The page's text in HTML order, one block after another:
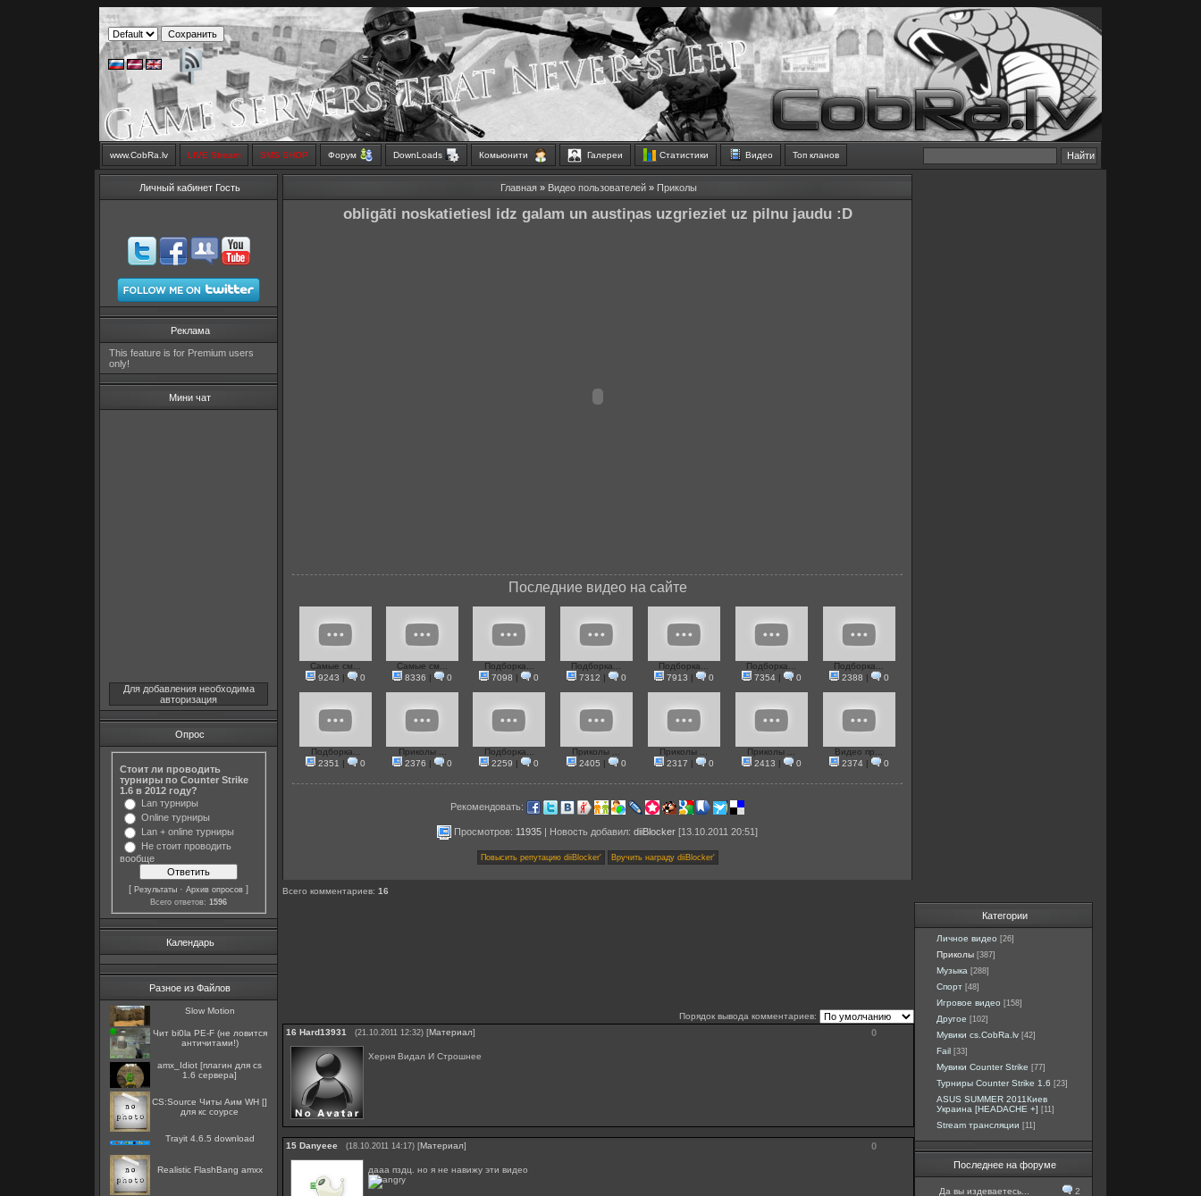
www.CobRa.lv LIVE Stream SMS SHOP Форум DownLoads Комьюнити Галереи Статистики Видео Топ кланов
Личный кабинет Гость
Реклама
This feature is for Premium users
only!
Мини чат
Для добавления необходима
авторизация
Опрос
Стоит ли проводить
турниры по Counter Strike
1.6 в 2012 году?
Lan турниры
Online турниры
Lan + online турниры
Не стоит проводить
вообще
[ Результаты · Архив опросов ]
Всего ответов: 1596
Календарь
Разное из Файлов
Slow Motion
Чит bi0la PE-F (не ловится
античитами!)
amx_Idiot [плагин для cs
1.6 сервера]
CS:Source Читы Аим WH []
для кс соурсе
Trayit 4.6.5 download
Realistic FlashBang amxx
Главная » Видео пользователей » Приколы
obligāti noskatietiesl idz galam un austiņas uzgrieziet uz pilnu jaudu :D
Последние видео на сайте
Самые см...
9243 | 0
Самые см...
8336 | 0
Подборка...
7098 | 0
Подборка...
7312 | 0
Подборка...
7913 | 0
Подборка...
7354| 0
Подборка...
2388 | 0
Подборка...
2351 | 0
Приколы ...
2376 | 0
Подборка...
2259 | 0
Приколы ...
2405 | 0
Приколы ...
2317 | 0
Приколы ...
2413 | 0
Видео пр...
2374| 0
Рекомендовать:
Просмотров: 11935 | Новость добавил: diiBlocker [13.10.2011 20:51]
Всего комментариев: 16
Порядок вывода комментариев:
0
16 Hard13931 (21.10.2011 12:32) [Материал]
Херня Видал И Строшнее
0
15 Danyeee (18.10.2011 14:17) [Материал]
дааа пздц. но я не навижу эти видео
Категории
Личное видео [26]
Приколы [387]
Музыка [288]
Спорт [48]
Игровое видео [158]
Другое [102]
Мувики cs.CobRa.lv [42]
Fail [33]
Мувики Counter Strike [77]
Турниры Counter Strike 1.6 [23]
ASUS SUMMER 2011Киев
Украина [HEADACHE +] [11]
Stream трансляции [11]
Последнее на форуме
Да вы издеваетесь...
2